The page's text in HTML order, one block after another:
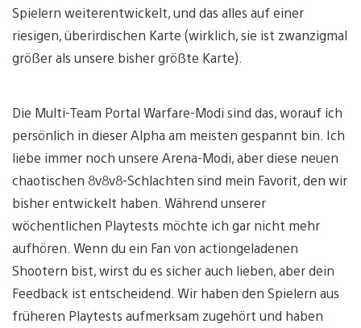
Spielern weiterentwickelt, und das alles auf einer
riesigen, überirdischen Karte (wirklich, sie ist zwanzigmal
größer als unsere bisher größte Karte).
Die Multi-Team Portal Warfare-Modi sind das, worauf ich
persönlich in dieser Alpha am meisten gespannt bin. Ich
liebe immer noch unsere Arena-Modi, aber diese neuen
chaotischen 8v8v8-Schlachten sind mein Favorit, den wir
bisher entwickelt haben. Während unserer
wöchentlichen Playtests möchte ich gar nicht mehr
aufhören. Wenn du ein Fan von actiongeladenen
Shootern bist, wirst du es sicher auch lieben, aber dein
Feedback ist entscheidend. Wir haben den Spielern aus
früheren Playtests aufmerksam zugehört und haben